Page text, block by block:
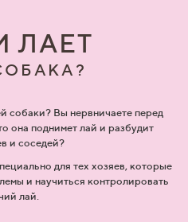
ЛАЕТ
собаки? Вы нервничаете перед
она поднимет лай и разбудит
и соседей?
для тех хозяев, которые
и научиться контролировать
лай.